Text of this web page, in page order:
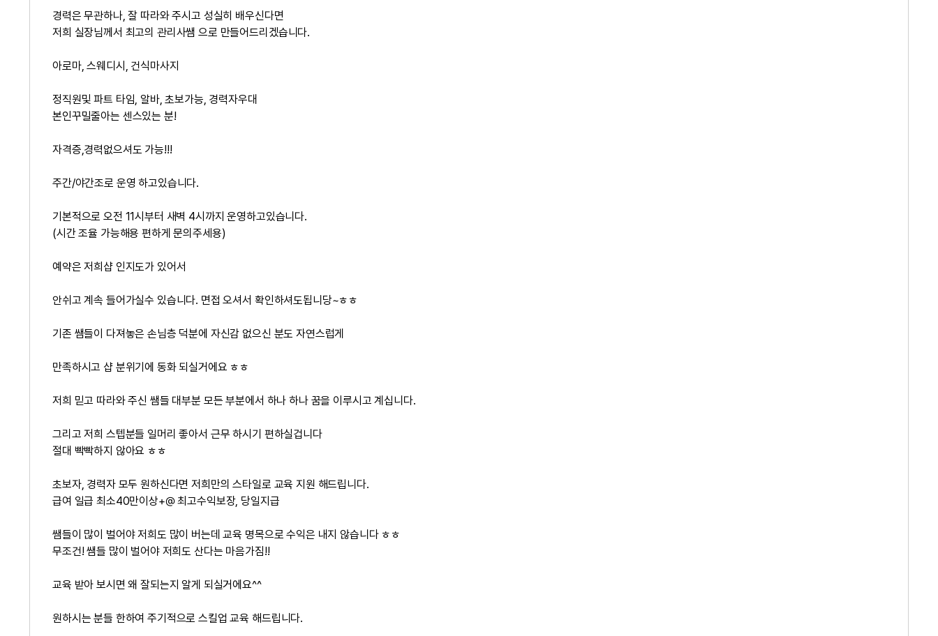
경력은 무관하나, 잘 따라와 주시고 성실히 배우신다면
저희 실장님께서 최고의 관리사쌤 으로 만들어드리겠습니다.
아로마, 스웨디시, 건식마사지
정직원및 파트 타임, 알바, 초보가능, 경력자우대
본인꾸밀줄아는 센스있는 분!
자격증,경력없으셔도 가능!!!
주간/야간조로 운영 하고있습니다.
기본적으로 오전 11시부터 새벽 4시까지 운영하고있습니다.
(시간 조율 가능해용 편하게 문의주세용)
예약은 저희샵 인지도가 있어서
안쉬고 계속 들어가실수 있습니다. 면접 오셔서 확인하셔도됩니당~ㅎㅎ
기존 쌤들이 다져놓은 손님층 덕분에 자신감 없으신 분도 자연스럽게
만족하시고 샵 분위기에 동화 되실거에요 ㅎㅎ
저희 믿고 따라와 주신 쌤들 대부분 모든 부분에서 하나 하나 꿈을 이루시고 계십니다.
그리고 저희 스텝분들 일머리 좋아서 근무 하시기 편하실겁니다
절대 빡빡하지 않아요 ㅎㅎ
초보자, 경력자 모두 원하신다면 저희만의 스타일로 교육 지원 해드립니다.
급여 일급 최소40만이상+@ 최고수익보장, 당일지급
쌤들이 많이 벌어야 저희도 많이 버는데 교육 명목으로 수익은 내지 않습니다 ㅎㅎ
무조건! 쌤들 많이 벌어야 저희도 산다는 마음가짐!!
교육 받아 보시면 왜 잘되는지 알게 되실거에요^^
원하시는 분들 한하여 주기적으로 스킬업 교육 해드립니다.